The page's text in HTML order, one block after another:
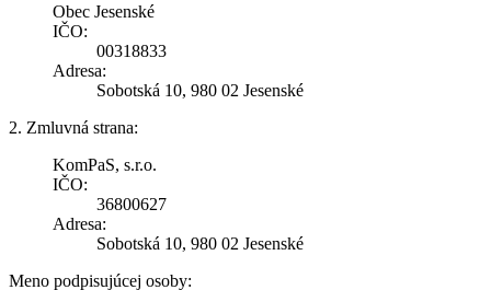
Obec Jesenské
IČO:
00318833
Adresa:
Sobotská 10, 980 02 Jesenské
2. Zmluvná strana:
KomPaS, s.r.o.
IČO:
36800627
Adresa:
Sobotská 10, 980 02 Jesenské
Meno podpisujúcej osoby: